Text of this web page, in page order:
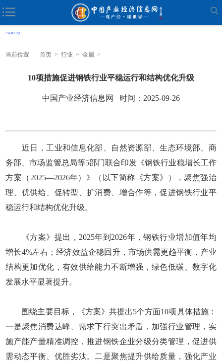
当前位置 首页 > 行业 > 金属 >
10项措施促进钢铁行业平稳运行和结构优化升级
中国产业经济信息网 时间：2025-09-26
近日，工业和信息化部、自然资源部、生态环境部、商
务部、市场监管总局等5部门联合印发《钢铁行业稳增长工作
方案（2025—2026年）》（以下简称《方案》），聚焦强治
理、优供给、促转型、扩消费、增合作等，促进钢铁行业平
稳运行和结构优化升级。
《方案》提出，2025年到2026年，钢铁行业增加值年均
增长4%左右；经济效益企稳回升，市场供需更趋平衡，产业
结构更加优化，有效供给能力不断增强，绿色低碳、数字化
发展水平显著提升。
围绕主要目标，《方案》共提出5个方面10项具体措施：
一是聚焦消费达峰、需求下行突出矛盾，加强行业管理，实
施产能产量精准调控，推进钢铁企业分级分类管理，促进供
需动态平衡、优胜劣汰。二是聚焦提升供给质量，强化产业